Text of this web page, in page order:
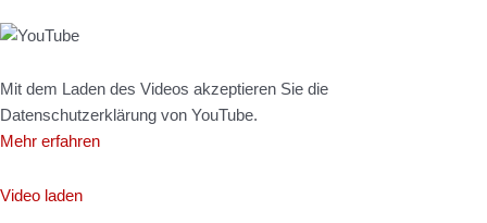
Mit dem Laden des Videos akzeptieren Sie die
Datenschutzerklärung von YouTube.
Mehr erfahren
Video laden